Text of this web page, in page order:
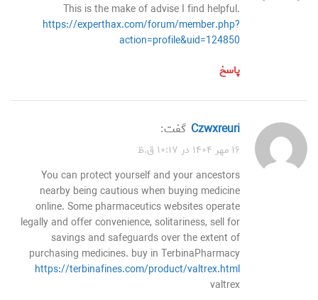
This is the make of advise I find helpful.
https://experthax.com/forum/member.php?
action=profile&uid=124850
پاسخ
Czwxreuri گفت:
۱۶ مهر ۱۴۰۴ در ۱۰:۱۷ ق.ظ
You can protect yourself and your ancestors
nearby being cautious when buying medicine
online. Some pharmaceutics websites operate
legally and offer convenience, solitariness, sell for
savings and safeguards over the extent of
purchasing medicines. buy in TerbinaPharmacy
https://terbinafines.com/product/valtrex.html
valtrex